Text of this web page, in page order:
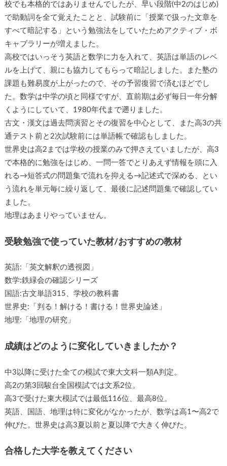
校でも本格的ではありませんでしたが、早い段階(中2のはじめ)
で助動詞を全て覚えたことと、試験前に「授業で扱った文章を
すべて暗記する」という勉強法をしていたためアクティブ・ボ
キャブラリーが増えました。
高校ではいっそう英語と数学に力を入れて、英語は単語のレベ
ルを上げて、親にも協力してもらって暗記しました。また塾の
課題も難易度が上がったので、その予習復習で済むほどでし
た。数学は中学の頃と同様ですが、直前期は必ず毎日一年分解
くようにしていて、1980年代まで遡りました。
古文・漢文は過去問演習とその復習を中心として、また高3の共
通テスト前と2次試験前には単語帳で確認もしました。
世界史は高2までは学校の授業のみで押さえていましたが、高3
で本格的に勉強をはじめ、一問一答でとりあえず情報を頭に入
れる→短答式の問題集で流れを抑える→記述式で深める、とい
う流れを単元毎に繰り返して、最後に記述問題集で確認してい
ました。
地理はあまりやっていません。
受験勉強で使っていた教材/おすすめの教材
英語:「英文解釈の透視図」
数学:鉄緑会の確認シリーズ
国語:古文単語315、学校の教科書
世界史:「判る！解ける！書ける！世界史論述」
地理:「地理の研究」
成績はどのように変化していきましたか？
中3以降に受けた全ての模試で東大文科一類A判定。
高2の第3回駿台全国模試では文系2位。
高3で受けた東大模試では最低116位、最高8位。
英語、国語、地理は特に変化がなかったが、数学は高1〜高2で
伸びた。世界史は高3夏以前と夏以降で大きく伸びた。
合格した大学を教えてください